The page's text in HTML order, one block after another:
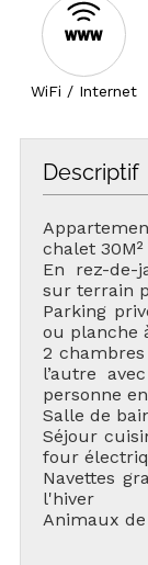
WiFi / Internet
Descriptif
chalet
En rez-de-
sur terrain
Parking
ou planche
2
l’autre
personne
Salle de
Séjour
four
Navettes
l'hiver
Animaux